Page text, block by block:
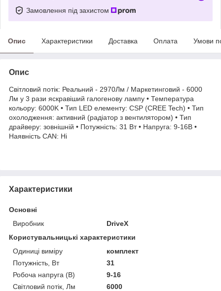
Замовлення під захистом
Опис Характеристики Доставка Оплата Умови
Опис
Світловий потік: Реальний - 2970Лм / Маркетинговий - 6000
Лм у 3 рази яскравіший галогенову лампу • Температура
кольору: 6000K • Тип LED елементу: CSP (CREE Tech) • Тип
охолодження: активний (радіатор з вентилятором) • Тип
драйверу: зовнішній • Потужність: 31 Вт • Напруга: 9-16В •
Наявність CAN: Ні
Характеристики
Основні
Виробник
DriveX
Користувальницькі характеристики
Одиниці виміру
комплект
Потужність, Вт
31
Робоча напруга (В)
9-16
Світловий потік, Лм
6000